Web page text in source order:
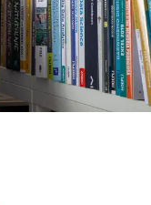
JPN
SVE
POR
ARA
DUT